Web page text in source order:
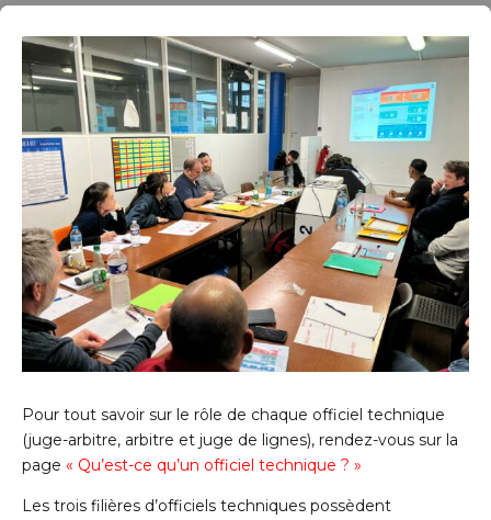
Pour tout savoir sur le rôle de chaque officiel technique
(juge-arbitre, arbitre et juge de lignes), rendez-vous sur la
page « Qu’est-ce qu’un officiel technique ? »
Les trois filières d’officiels techniques possèdent